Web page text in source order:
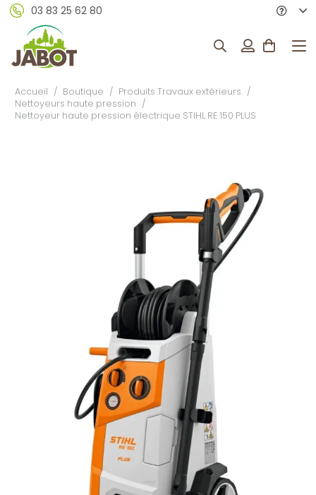
03 83 25 62 80
Accueil / Boutique / Produits Travaux extérieurs /
Nettoyeurs haute pression /
Nettoyeur haute pression électrique STIHL RE 150 PLUS